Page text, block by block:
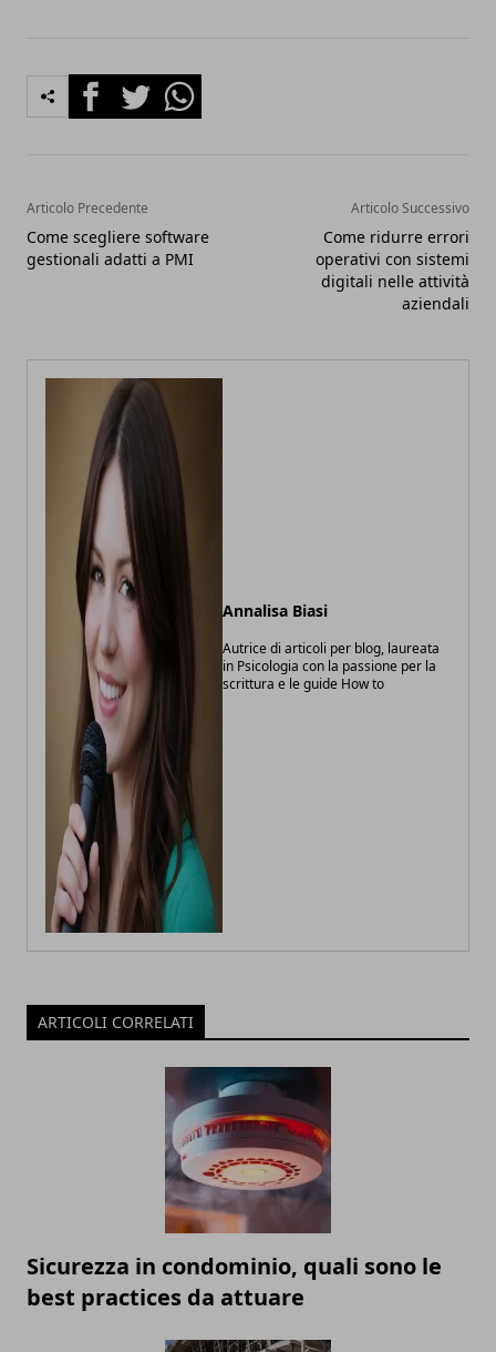
FacebookTwitterWhatsapp
Articolo Precedente
Come scegliere software
gestionali adatti a PMI
Articolo Successivo
Come ridurre errori
operativi con sistemi
digitali nelle attività
aziendali
Annalisa Biasi
Autrice di articoli per blog, laureata
in Psicologia con la passione per la
scrittura e le guide How to
ARTICOLI CORRELATI
Sicurezza in condominio, quali sono le
best practices da attuare